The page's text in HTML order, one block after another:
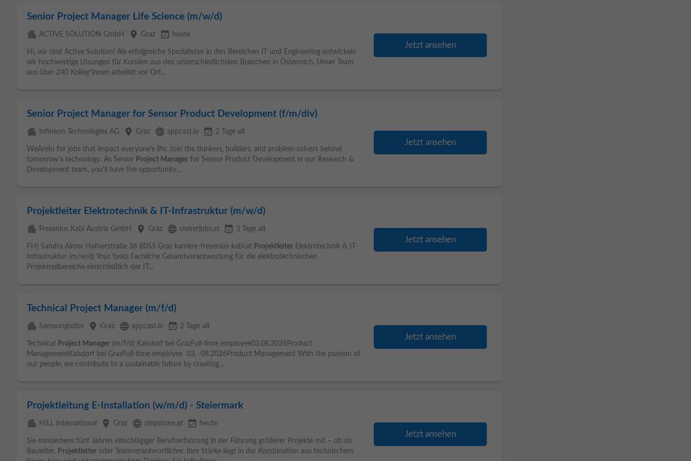
Senior Project Manager Life Science (m/w/d)
apartment ACTIVE SOLUTION GmbH place Graz event_available heute
Hi, wir sind Active Solution! Als erfolgreiche Spezialisten in den Bereichen IT und Engineering entwickeln
wir hochwertige Lösungen für Kunden aus den unterschiedlichsten Branchen in Österreich. Unser Team
aus über 240 Kolleg*innen arbeitet vor Ort...
Jetzt ansehen
Senior Project Manager for Sensor Product Development (f/m/div)
apartment Infineon Technologies AG place Graz language appcast.io event_available 2 Tage alt
WeAreIn for jobs that impact everyone's life. Join the thinkers, builders, and problem-solvers behind
tomorrow's technology. As Senior Project Manager for Sensor Product Development in our Research &
Development team, you'll have the opportunity...
Jetzt ansehen
Projektleiter Elektrotechnik & IT-Infrastruktur (m/w/d)
apartment Fresenius Kabi Austria GmbH place Graz language steirerjobs.at event_available 3 Tage alt
FH) Sandra Almer Hafnerstraße 36 8055 Graz karriere-fresenius-kabi.at Projektleiter Elektrotechnik & IT-
Infrastruktur (m/w/d) Your tasks Fachliche Gesamtverantwortung für die elektrotechnischen
Projektteilbereiche einschließlich der IT...
Jetzt ansehen
Technical Project Manager (m/f/d)
apartment Samsungsdibs place Graz language appcast.io event_available 2 Tage alt
Technical Project Manager (m/f/d) Kalsdorf bei GrazFull-time employee03.08.2026Product
ManagementKalsdorf bei GrazFull-time employee 03. 08.2026Product Management With the passion of
our people, we contribute to a sustainable future by creating...
Jetzt ansehen
Projektleitung E-Installation (w/m/d) - Steiermark
apartment HILL International place Graz language stepstone.at event_available heute
Sie mindestens fünf Jahren einschlägiger Berufserfahrung in der Führung größerer Projekte mit – ob als
Bauleiter, Projektleiter oder Teamverantwortlicher. Ihre Stärke liegt in der Kombination aus technischem
Jetzt ansehen